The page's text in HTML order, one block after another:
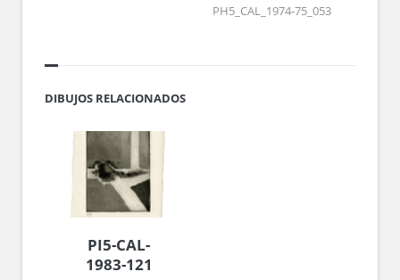
PH5_CAL_1974-75_053
DIBUJOS RELACIONADOS
PI5-CAL-
1983-121